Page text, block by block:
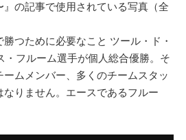
の記事で使用されている写真（全
つために必要なこと ツール・ド・
・フルーム選手が個人総合優勝。そ
ムメンバー、多くのチームスタッ
りません。エースであるフルー